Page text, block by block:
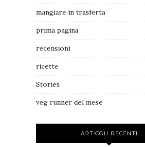
mangiare in trasferta
prima pagina
recensioni
ricette
Stories
veg runner del mese
ARTICOLI RECENTI